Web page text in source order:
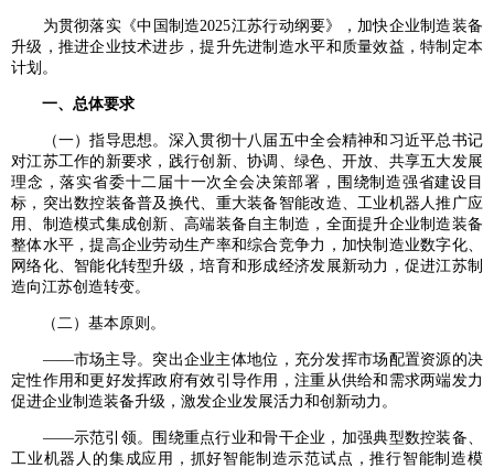
为贯彻落实《中国制造2025江苏行动纲要》，加快企业制造装备
升级，推进企业技术进步，提升先进制造水平和质量效益，特制定本
计划。
一、总体要求
（一）指导思想。深入贯彻十八届五中全会精神和习近平总书记
对江苏工作的新要求，践行创新、协调、绿色、开放、共享五大发展
理念，落实省委十二届十一次全会决策部署，围绕制造强省建设目
标，突出数控装备普及换代、重大装备智能改造、工业机器人推广应
用、制造模式集成创新、高端装备自主制造，全面提升企业制造装备
整体水平，提高企业劳动生产率和综合竞争力，加快制造业数字化、
网络化、智能化转型升级，培育和形成经济发展新动力，促进江苏制
造向江苏创造转变。
（二）基本原则。
——市场主导。突出企业主体地位，充分发挥市场配置资源的决
定性作用和更好发挥政府有效引导作用，注重从供给和需求两端发力
促进企业制造装备升级，激发企业发展活力和创新动力。
——示范引领。围绕重点行业和骨干企业，加强典型数控装备、
工业机器人的集成应用，抓好智能制造示范试点，推行智能制造模